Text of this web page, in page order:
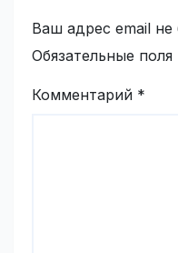
Ваш адрес email не
Обязательные
Комментарий *